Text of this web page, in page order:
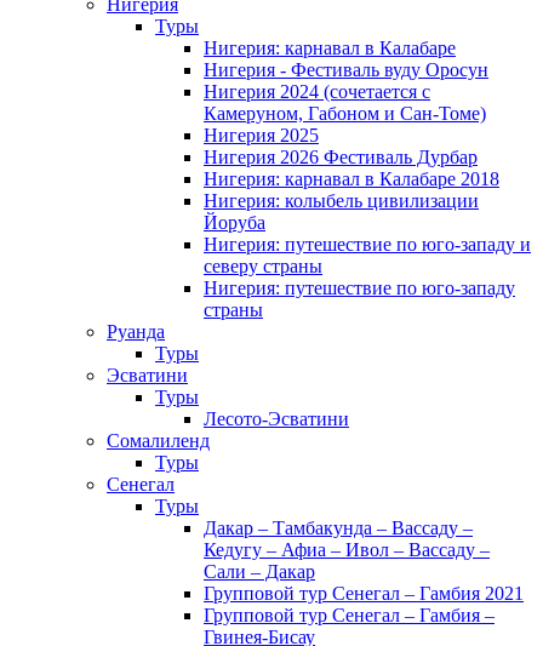
Нигерия
Туры
Нигерия: карнавал в Калабаре
Нигерия - Фестиваль вуду Оросун
Нигерия 2024 (сочетается с
Камеруном, Габоном и Сан-Томе)
Нигерия 2025
Нигерия 2026 Фестиваль Дурбар
Нигерия: карнавал в Калабаре 2018
Нигерия: колыбель цивилизации
Йоруба
Нигерия: путешествие по юго-западу и
северу страны
Нигерия: путешествие по юго-западу
страны
Руанда
Туры
Эсватини
Туры
Лесото-Эсватини
Сомалиленд
Туры
Сенегал
Туры
Дакар – Тамбакунда – Вассаду –
Кедугу – Афиа – Ивол – Вассаду –
Сали – Дакар
Групповой тур Сенегал – Гамбия 2021
Групповой тур Сенегал – Гамбия –
Гвинея-Бисау